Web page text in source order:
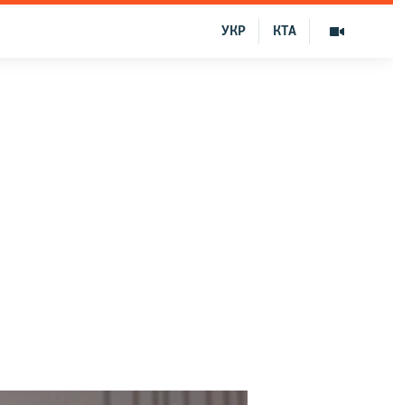
КТА
УКР